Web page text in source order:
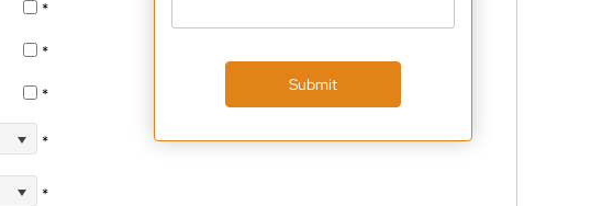
*
*
*
*
*
Submit